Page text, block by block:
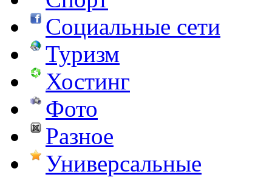
Социальные сети
Туризм
Хостинг
Фото
Разное
Универсальные